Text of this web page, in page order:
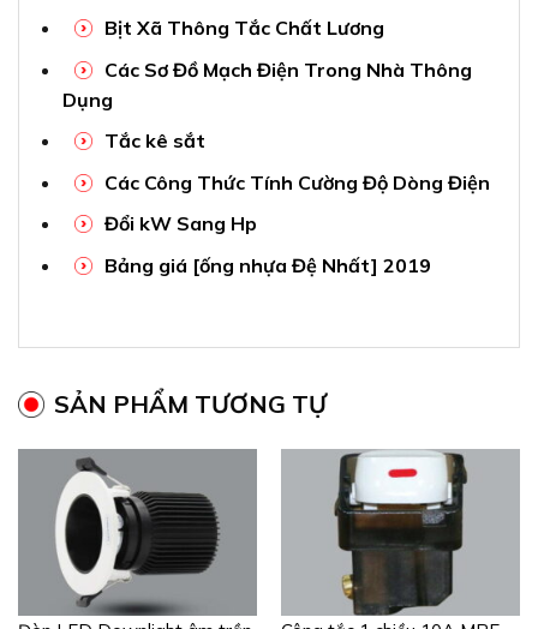
Bịt Xã Thông Tắc Chất Lương
Các Sơ Đồ Mạch Điện Trong Nhà Thông
Dụng
Tắc kê sắt
Các Công Thức Tính Cường Độ Dòng Điện
Đổi kW Sang Hp
Bảng giá [ống nhựa Đệ Nhất] 2019
SẢN PHẨM TƯƠNG TỰ